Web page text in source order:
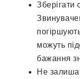
Зберігати
можуть
бажання
Не